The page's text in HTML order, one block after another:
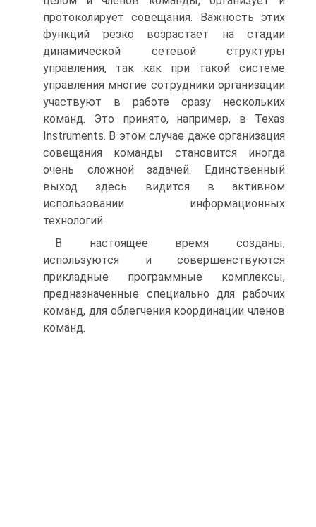
протоколирует совещания. Важность этих
функций резко возрастает на стадии
динамической сетевой структуры
управления, так как при такой системе
управления многие сотрудники организации
участвуют в работе сразу нескольких
команд. Это принято, например, в Texas
Instruments. В этом случае даже организация
совещания команды становится иногда
очень сложной задачей. Единственный
выход здесь видится в активном
использовании информационных
технологий.
В настоящее время созданы,
используются и совершенствуются
прикладные программные комплексы,
предназначенные специально для рабочих
команд, для облегчения координации членов
команд.